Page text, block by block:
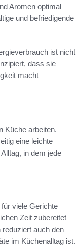
Aromen optimal
und befriedigende
ist nicht
dass sie
macht
Küche arbeiten.
eine leichte
in dem jede
viele Gerichte
Zeit zubereitet
auch den
im Küchenalltag ist.